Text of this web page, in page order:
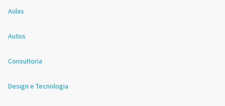
Aulas
Autos
Consultoria
Design e Tecnologia